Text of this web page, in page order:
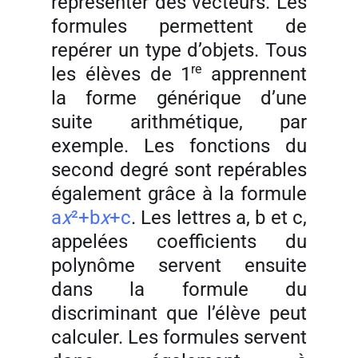
formules permettent de
repérer un type d’objets. Tous
les élèves de 1 re
apprennent
la forme générique d’une
suite arithmétique, par
exemple. Les fonctions du
second degré sont repérables
également grâce à la formule
ax²+bx+c. Les lettres a, b et c,
appelées coefficients du
polynôme servent ensuite
dans la formule du
discriminant que l’élève peut
calculer. Les formules servent